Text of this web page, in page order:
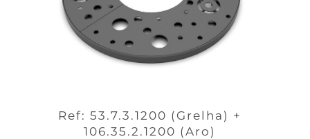
Ref: 53.7.3.1200 (Grelha) +
106.35.2.1200 (Aro)